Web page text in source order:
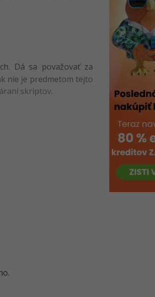
Dá sa považovať za
nie je predmetom tejto
skriptov.